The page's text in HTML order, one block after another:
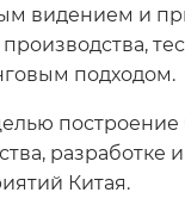
видением и
подходом.
Китая.